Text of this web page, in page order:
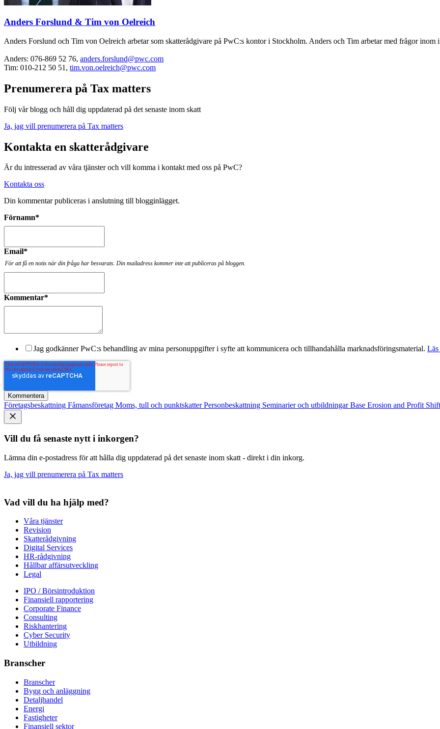
Anders Forslund & Tim von Oelreich
Anders Forslund och Tim von Oelreich arbetar som skatterådgivare på PwC:s kontor i Stockholm. Anders och Tim arbetar med frågor inom
Anders: 076-869 52 76, anders.forslund@pwc.com
Tim: 010-212 50 51, tim.von.oelreich@pwc.com
Prenumerera på Tax matters
Följ vår blogg och håll dig uppdaterad på det senaste inom skatt
Ja, jag vill prenumerera på Tax matters
Kontakta en skatterådgivare
Är du intresserad av våra tjänster och vill komma i kontakt med oss på PwC?
Kontakta oss
Din kommentar publiceras i anslutning till blogginlägget.
Förnamn*
Email*
För att få en notis när din fråga har besvarats. Din mailadress kommer inte att publiceras på bloggen.
Kommentar*
Jag godkänner PwC:s behandling av mina personuppgifter i syfte att kommunicera och tillhandahålla marknadsföringsmaterial.
Företagsbeskattning Fåmansföretag Moms, tull och punktskatterPersonbeskattning Seminarier och utbildningarBase Erosion and Profit
Vill du få senaste nytt i inkorgen?
Lämna din e-postadress för att hålla dig uppdaterad på det senaste inom skatt - direkt i din inkorg.
Ja, jag vill prenumerera på Tax matters
Vad vill du ha hjälp med?
Våra tjänster
Revision
Skatterådgivning
Digital Services
HR-rådgivning
Hållbar affärsutveckling
Legal
IPO / Börsintroduktion
Finansiell rapportering
Corporate Finance
Consulting
Riskhantering
Cyber Security
Utbildning
Branscher
Branscher
Bygg och anläggning
Detaljhandel
Energi
Fastigheter
Finansiell sektor